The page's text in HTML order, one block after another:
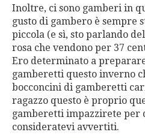
Inoltre, ci sono gamberi in
gusto di gambero è sempre
piccola (e sì, sto parlando
rosa che vendono per 37
Ero determinato a
gamberetti questo inverno
bocconcini di gamberetti
ragazzo questo è proprio
gamberetti impazzirete per
consideratevi avvertiti.